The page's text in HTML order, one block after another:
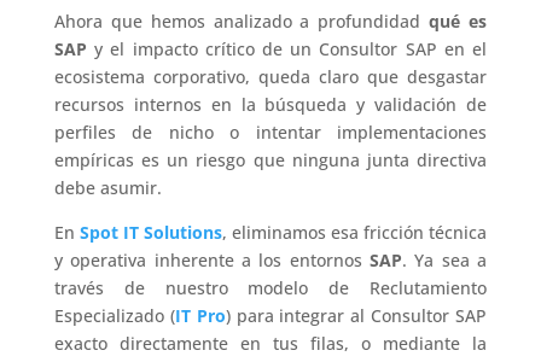
Ahora que hemos analizado a profundidadqué es
SAP y el impacto crítico de un Consultor SAP en el
ecosistema corporativo, queda claro que desgastar
recursos internos en la búsqueda y validación de
perfiles de nicho o intentar implementaciones
empíricas es un riesgo que ninguna junta directiva
debe asumir.
En Spot IT Solutions, eliminamos esa fricción técnica
y operativa inherente a los entornosSAP. Ya sea a
través de nuestro modelo de Reclutamiento
Especializado (IT Pro) para integrar al Consultor SAP
exacto directamente en tus filas, o mediante la